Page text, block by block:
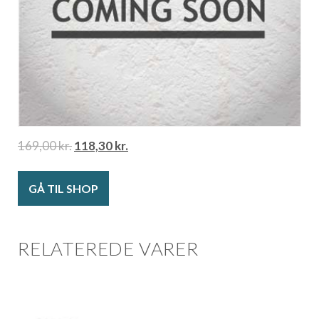
169,00kr.118,30kr.
GÅ TIL SHOP
RELATEREDE VARER